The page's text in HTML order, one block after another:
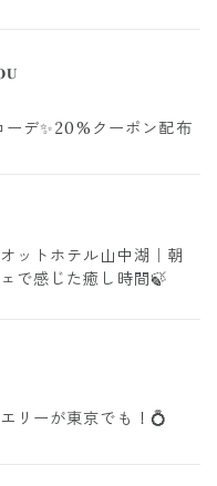
デ✨20%クーポン配布
ットホテル山中湖｜朝
で感じた癒し時間🍃
リーが東京でも！💍